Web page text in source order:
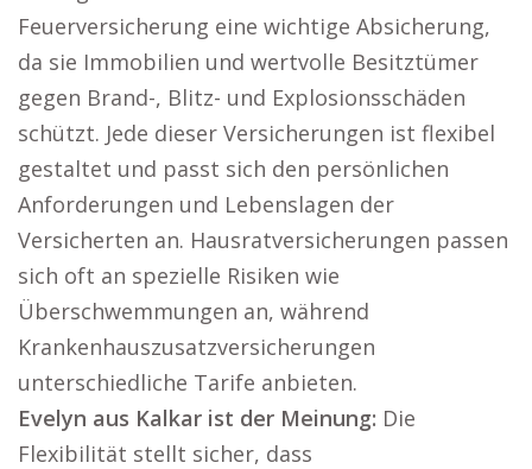
Feuerversicherung eine wichtige Absicherung,
da sie Immobilien und wertvolle Besitztümer
gegen Brand-, Blitz- und Explosionsschäden
schützt. Jede dieser Versicherungen ist flexibel
gestaltet und passt sich den persönlichen
Anforderungen und Lebenslagen der
Versicherten an. Hausratversicherungen passen
sich oft an spezielle Risiken wie
Überschwemmungen an, während
Krankenhauszusatzversicherungen
unterschiedliche Tarife anbieten.
Evelyn aus Kalkar ist der Meinung: Die
Flexibilität stellt sicher, dass